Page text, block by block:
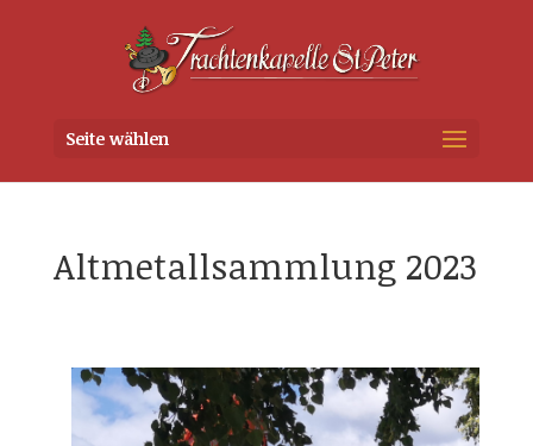
Seite wählen
Altmetallsammlung 2023